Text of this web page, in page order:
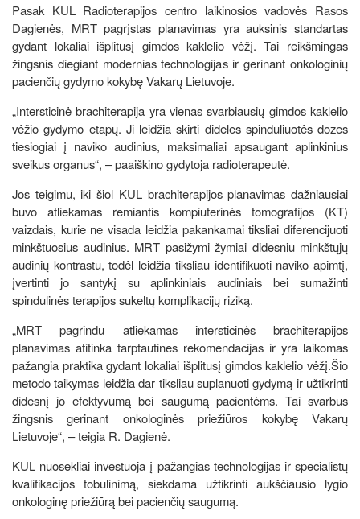
Pasak KUL Radioterapijos centro laikinosios vadovės Rasos
Dagienės, MRT pagrįstas planavimas yra auksinis standartas
gydant lokaliai išplitusį gimdos kaklelio vėžį. Tai reikšmingas
žingsnis diegiant modernias technologijas ir gerinant onkologinių
pacienčių gydymo kokybę Vakarų Lietuvoje.
„Intersticinė brachiterapija yra vienas svarbiausių gimdos kaklelio
vėžio gydymo etapų. Ji leidžia skirti dideles spinduliuotės dozes
tiesiogiai į naviko audinius, maksimaliai apsaugant aplinkinius
sveikus organus“, – paaiškino gydytoja radioterapeutė.
Jos teigimu, iki šiol KUL brachiterapijos planavimas dažniausiai
buvo atliekamas remiantis kompiuterinės tomografijos (KT)
vaizdais, kurie ne visada leidžia pakankamai tiksliai diferencijuoti
minkštuosius audinius. MRT pasižymi žymiai didesniu minkštųjų
audinių kontrastu, todėl leidžia tiksliau identifikuoti naviko apimtį,
įvertinti jo santykį su aplinkiniais audiniais bei sumažinti
spindulinės terapijos sukeltų komplikacijų riziką.
„MRT pagrindu atliekamas intersticinės brachiterapijos
planavimas atitinka tarptautines rekomendacijas ir yra laikomas
pažangia praktika gydant lokaliai išplitusį gimdos kaklelio vėžį.Šio
metodo taikymas leidžia dar tiksliau suplanuoti gydymą ir užtikrinti
didesnį jo efektyvumą bei saugumą pacientėms. Tai svarbus
žingsnis gerinant onkologinės priežiūros kokybę Vakarų
Lietuvoje“, – teigia R. Dagienė.
KUL nuosekliai investuoja į pažangias technologijas ir specialistų
kvalifikacijos tobulinimą, siekdama užtikrinti aukščiausio lygio
onkologinę priežiūrą bei pacienčių saugumą.